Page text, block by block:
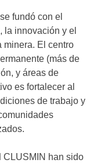
fundó con el
la innovación y el
minera. El centro
(más de
y áreas de
es fortalecer al
de trabajo y
CLUSMIN han sido